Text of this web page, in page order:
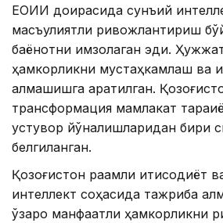
ЕОИИ доирасида сунъий
масъулиятли ривожлантириш
баёнотни имзолаган эди.
ҳамкорликни мустаҳкамлаш ва
алмашишга қаратилган.
трансформация мамлакат
устувор йўналишларидан бири
белгиланган.
Қозоғистон рақамли иқтисодиёт
интеллект соҳасида тажриба
ўзаро манфаатли ҳамкорликни